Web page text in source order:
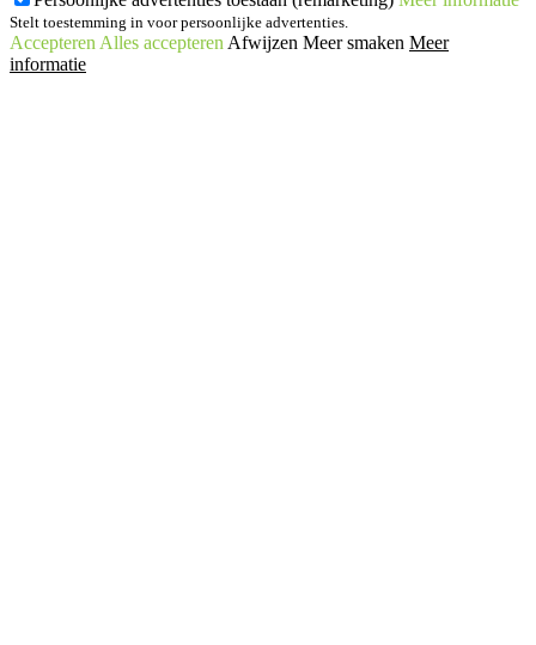
Stelt toestemming in voor persoonlijke advertenties.
Accepteren Alles accepteren Afwijzen Meer smaken Meer
informatie